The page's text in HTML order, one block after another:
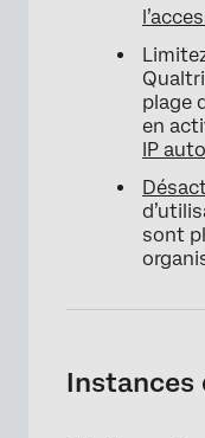
plage
en
IP
sont
Instances